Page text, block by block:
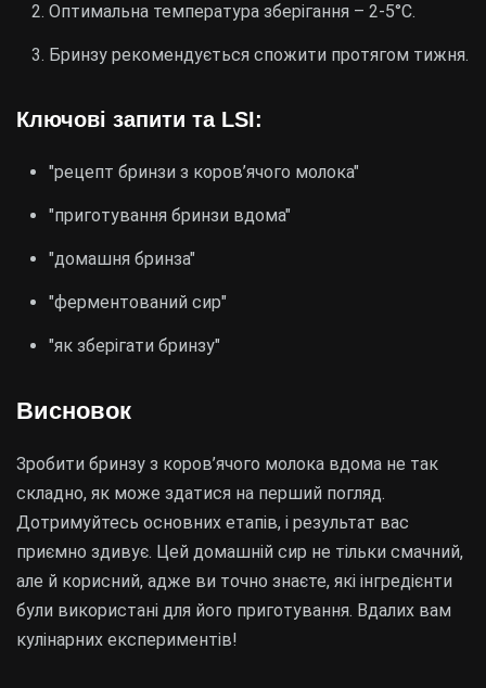
Оптимальна температура зберігання – 2-5°C.
Бринзу рекомендується спожити протягом тижня.
Ключові запити та LSI:
"рецепт бринзи з коров’ячого молока"
"приготування бринзи вдома"
"домашня бринза"
"ферментований сир"
"як зберігати бринзу"
Висновок
Зробити бринзу з коров’ячого молока вдома не так
складно, як може здатися на перший погляд.
Дотримуйтесь основних етапів, і результат вас
приємно здивує. Цей домашній сир не тільки смачний,
але й корисний, адже ви точно знаєте, які інгредієнти
були використані для його приготування. Вдалих вам
кулінарних експериментів!